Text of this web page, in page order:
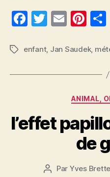
F
c
b
o
k
T
itt
E
ai
Pi
er
t
Étiquettes
enfant, Jan Saudek,
ANIMAL,
l’effet
de
Auteur
Par Yves Brette